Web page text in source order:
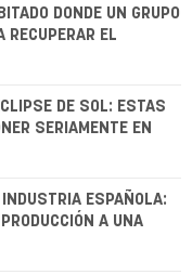
DONDE UN GRUPO
RECUPERAR EL
DE SOL: ESTAS
SERIAMENTE EN
ESPAÑOLA:
A UNA